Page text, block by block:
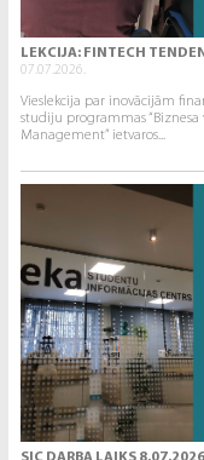
LEKCIJA: FINTECH
07.07.2026.
Vieslekcija par inovācijām
studiju programmas “Biznesa
Management” ietvaros...